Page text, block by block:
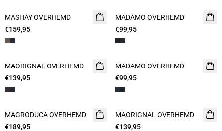
NIEUW
MASHAY OVERHEMD
€159,95
NIEUW
MADAMO OVERHEMD
€99,95
NIEUW
MAORIGNAL OVERHEMD
€139,95
NIEUW
MADAMO OVERHEMD
€99,95
NIEUW
MAGRODUCA OVERHEMD
€189,95
NIEUW
MAORIGNAL OVERHEMD
€139,95